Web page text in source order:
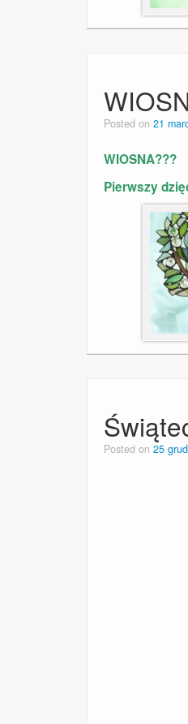
Posted on 21
WIOSNA???
Pierwszy
Posted on 25